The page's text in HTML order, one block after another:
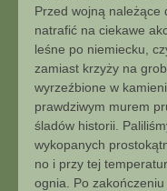
z
b
Przed wojną należące
natrafić na ciekawe
leśne po niemiecku,
zamiast krzyży na
wyrzeźbione w
prawdziwym murem
śladów historii.
wykopanych
no i przy tej
ognia. Po